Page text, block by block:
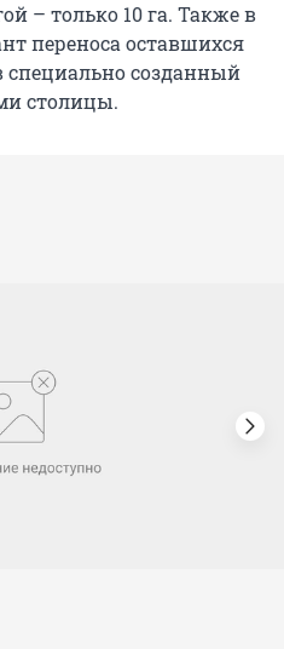
– только 10 га. Также в
переноса оставшихся
созданный
столицы.